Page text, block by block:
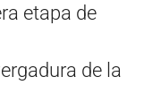
etapa de
de la